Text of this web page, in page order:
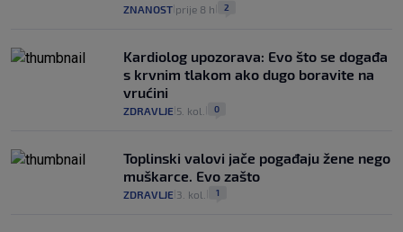
ZNANOST prije 8 h 2
Kardiolog upozorava: Evo što se događa
s krvnim tlakom ako dugo boravite na
vrućini
ZDRAVLJE 5. kol. 0
Toplinski valovi jače pogađaju žene nego
muškarce. Evo zašto
ZDRAVLJE 3. kol. 1